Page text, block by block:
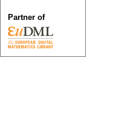
Partner of